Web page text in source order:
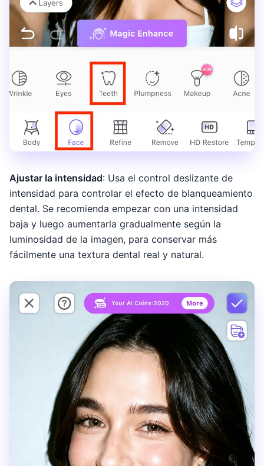
Ajustar la intensidad: Usa el control deslizante de
intensidad para controlar el efecto de blanqueamiento
dental. Se recomienda empezar con una intensidad
baja y luego aumentarla gradualmente según la
luminosidad de la imagen, para conservar más
fácilmente una textura dental real y natural.